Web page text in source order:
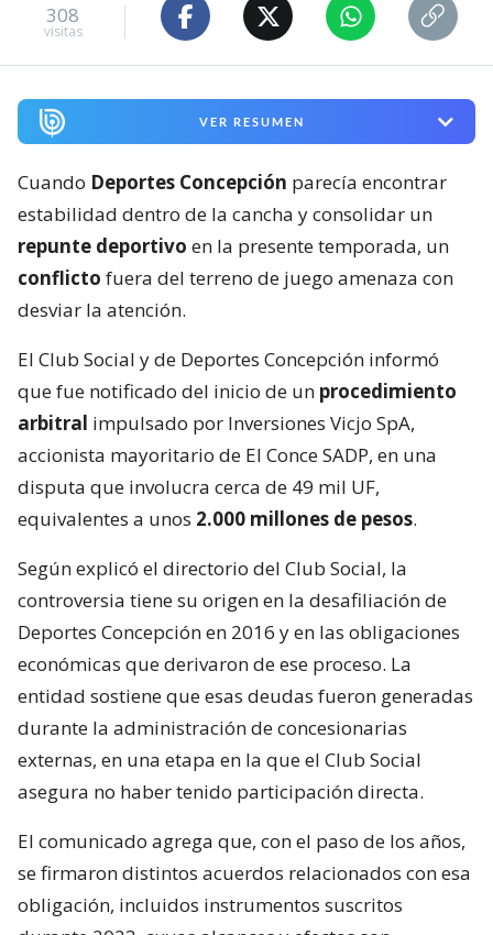
308
visitas
VER RESUMEN
Cuando Deportes Concepción parecía encontrar
estabilidad dentro de la cancha y consolidar un
repunte deportivo en la presente temporada, un
conflicto fuera del terreno de juego amenaza con
desviar la atención.
El Club Social y de Deportes Concepción informó
que fue notificado del inicio de un procedimiento
arbitral impulsado por Inversiones Vicjo SpA,
accionista mayoritario de El Conce SADP, en una
disputa que involucra cerca de 49 mil UF,
equivalentes a unos 2.000 millones de pesos.
Según explicó el directorio del Club Social, la
controversia tiene su origen en la desafiliación de
Deportes Concepción en 2016 y en las obligaciones
económicas que derivaron de ese proceso. La
entidad sostiene que esas deudas fueron generadas
durante la administración de concesionarias
externas, en una etapa en la que el Club Social
asegura no haber tenido participación directa.
El comunicado agrega que, con el paso de los años,
se firmaron distintos acuerdos relacionados con esa
obligación, incluidos instrumentos suscritos